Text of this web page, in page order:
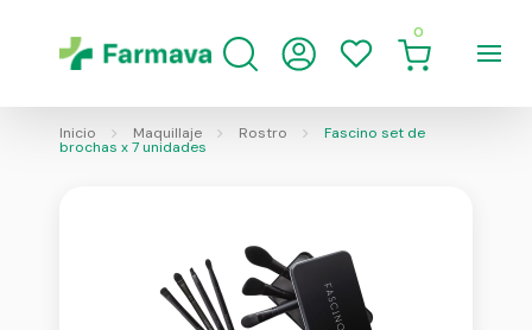
0
Inicio Maquillaje Rostro Fascino set de
brochas x 7 unidades